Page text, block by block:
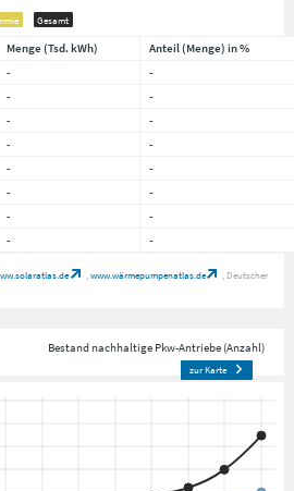
Gesamt
Menge (Tsd. kWh)
Anteil (Menge) in %
-
-
-
-
-
-
-
-
-
-
-
-
-
-
- -
www.wärmepumpenatlas.de
Deutscher
Bestand nachhaltige Pkw-Antriebe (Anzahl)
zur Karte